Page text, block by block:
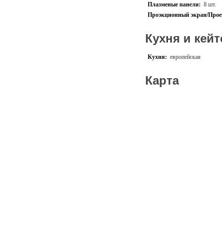
Плазменые панели: 8 шт.
Проэкционный экран/
Кухня и
Кухня: европейская
Карта